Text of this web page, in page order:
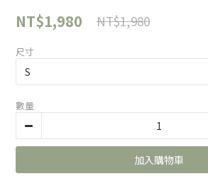
NT$1,980 NT$1,980
尺寸
數量
加入購物車